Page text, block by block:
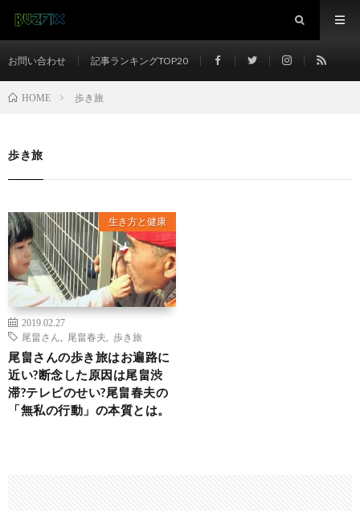
お問い合わせ 記事ランキングTOP20
HOME 歩き旅
歩き旅
生き方と健康
2019.02.27
尾畠さん
尾畠春夫 歩き旅
尾畠さんの歩き旅はお遍路に
近い?断念した原因は尾畠渋
滞?テレビのせい?尾畠春夫の
「無私の行動」の本質とは。